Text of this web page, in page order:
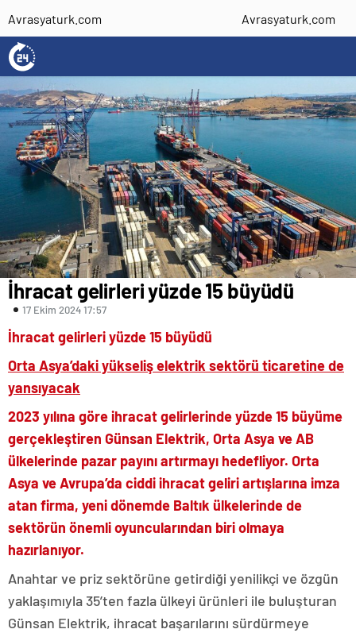
Avrasyaturk.com Avrasyaturk.com
İhracat gelirleri yüzde 15 büyüdü
17 Ekim 2024 17:57
İhracat gelirleri yüzde 15 büyüdü
Orta Asya’daki yükseliş elektrik sektörü ticaretine de
yansıyacak
2023 yılına göre ihracat gelirlerinde yüzde 15 büyüme
gerçekleştiren Günsan Elektrik, Orta Asya ve AB
ülkelerinde pazar payını artırmayı hedefliyor. Orta
Asya ve Avrupa’da ciddi ihracat geliri artışlarına imza
atan firma, yeni dönemde Baltık ülkelerinde de
sektörün önemli oyuncularından biri olmaya
hazırlanıyor.
Anahtar ve priz sektörüne getirdiği yenilikçi ve özgün
yaklaşımıyla 35’ten fazla ülkeyi ürünleri ile buluşturan
Günsan Elektrik, ihracat başarılarını sürdürmeye